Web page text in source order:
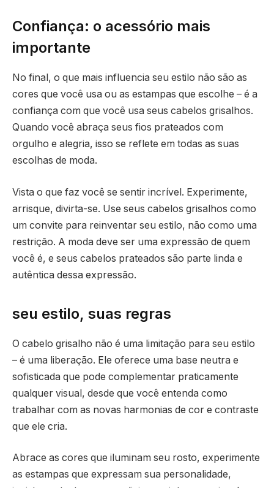
Confiança: o acessório mais
importante
No final, o que mais influencia seu estilo não são as
cores que você usa ou as estampas que escolhe – é a
confiança com que você usa seus cabelos grisalhos.
Quando você abraça seus fios prateados com
orgulho e alegria, isso se reflete em todas as suas
escolhas de moda.
Vista o que faz você se sentir incrível. Experimente,
arrisque, divirta-se. Use seus cabelos grisalhos como
um convite para reinventar seu estilo, não como uma
restrição. A moda deve ser uma expressão de quem
você é, e seus cabelos prateados são parte linda e
autêntica dessa expressão.
seu estilo, suas regras
O cabelo grisalho não é uma limitação para seu estilo
– é uma liberação. Ele oferece uma base neutra e
sofisticada que pode complementar praticamente
qualquer visual, desde que você entenda como
trabalhar com as novas harmonias de cor e contraste
que ele cria.
Abrace as cores que iluminam seu rosto, experimente
as estampas que expressam sua personalidade,